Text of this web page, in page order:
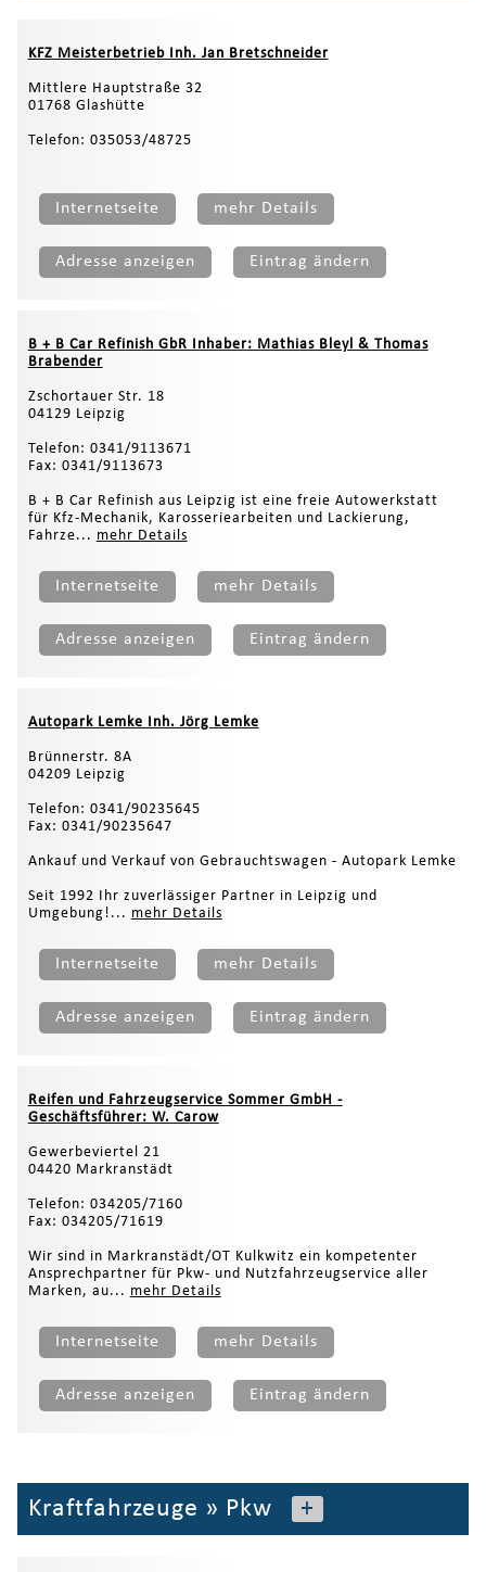
KFZ Meisterbetrieb Inh. Jan Bretschneider
Mittlere Hauptstraße 32
01768 Glashütte
Telefon: 035053/48725
Internetseite mehr Details
Adresse anzeigen Eintrag ändern
B + B Car Refinish GbR Inhaber: Mathias Bleyl & Thomas
Brabender
Zschortauer Str. 18
04129 Leipzig
Telefon: 0341/9113671
Fax: 0341/9113673
B + B Car Refinish aus Leipzig ist eine freie Autowerkstatt
für Kfz-Mechanik, Karosseriearbeiten und Lackierung,
Fahrze... mehr Details
Internetseite mehr Details
Adresse anzeigen Eintrag ändern
Autopark Lemke Inh. Jörg Lemke
Brünnerstr. 8A
04209 Leipzig
Telefon: 0341/90235645
Fax: 0341/90235647
Ankauf und Verkauf von Gebrauchtswagen - Autopark Lemke
Seit 1992 Ihr zuverlässiger Partner in Leipzig und
Umgebung!... mehr Details
Internetseite mehr Details
Adresse anzeigen Eintrag ändern
Reifen und Fahrzeugservice Sommer GmbH -
Geschäftsführer: W. Carow
Gewerbeviertel 21
04420 Markranstädt
Telefon: 034205/7160
Fax: 034205/71619
Wir sind in Markranstädt/OT Kulkwitz ein kompetenter
Ansprechpartner für Pkw- und Nutzfahrzeugservice aller
Marken, au... mehr Details
Internetseite mehr Details
Adresse anzeigen Eintrag ändern
Kraftfahrzeuge » Pkw +